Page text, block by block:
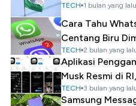
TECH 1 bulan yang lalu
Cara Tahu
Centang Biru
TECH 2 bulan yang
Aplikasi
Musk Resmi di
TECH 3 bulan yang
Samsung